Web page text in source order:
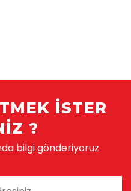
ISTER
?
bilgi gönderiyoruz